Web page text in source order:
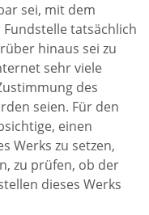
sei, mit dem
Fundstelle tatsächlich
hinaus sei zu
sehr viele
des
seien. Für den
einen
Werks zu setzen,
zu prüfen, ob der
dieses Werks